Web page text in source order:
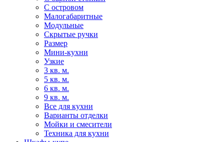
С островом
Малогабаритные
Модульные
Скрытые ручки
Размер
Мини-кухни
Узкие
3 кв. м.
5 кв. м.
6 кв. м.
9 кв. м.
Все для кухни
Варианты отделки
Мойки и смесители
Техника для кухни